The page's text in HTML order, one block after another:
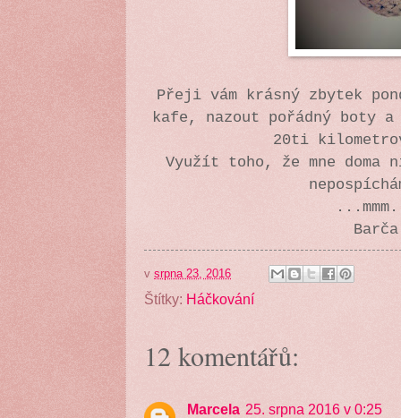
Přeji vám krásný zbytek
kafe, nazout pořádný boty
20ti
Využít toho, že mne doma
Barča
v srpna 23, 2016
Štítky: Háčkování
12 komentářů:
Marcela 25. srpna 2016 v 0:25